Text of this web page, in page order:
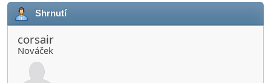
Shrnutí
corsair
Nováček